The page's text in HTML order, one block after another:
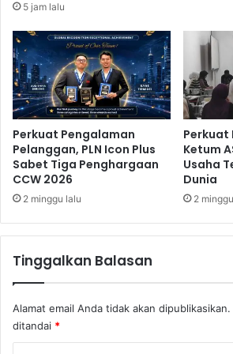
r
d
e
k
a
F
i
n
a
n
s
K
a
a
n
I
k
e
-
7
9
d
i
H
a
l
a
e
r
t
5 jam lalu
Perkuat Pengalaman
Pelanggan, PLN Icon Plus
Sabet Tiga Penghargaan
CCW 2026
2 minggu lalu
Perkuat
Ketum
Usaha
Dunia
2
Tinggalkan Balasan
Alamat email Anda tidak akan dipublikasikan.
ditandai *